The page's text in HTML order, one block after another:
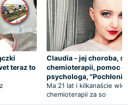
teraz to
Claudia - jej choroba,
chemioterapii, pomoc
psychologa,
Ma 21 lat i kilkanaście
chemioterapii za so